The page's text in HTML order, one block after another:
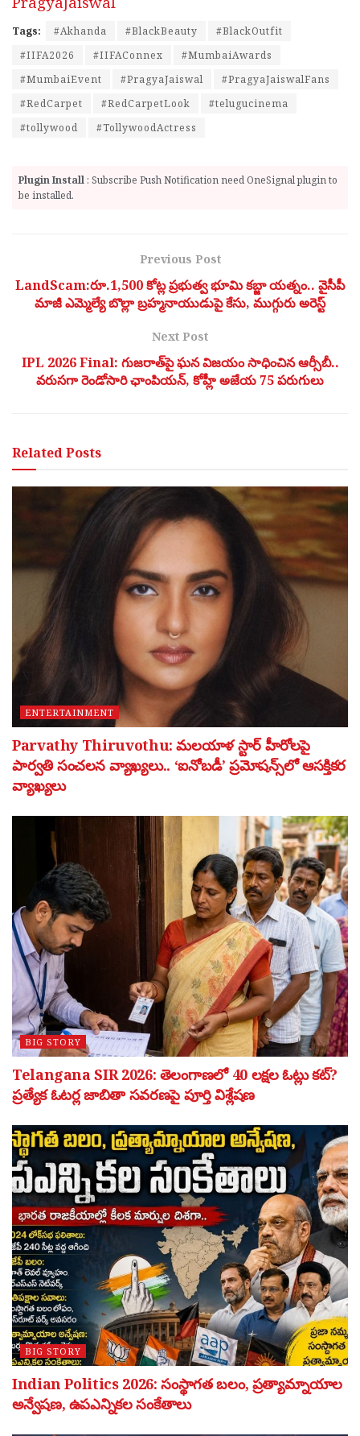
Tags: #Akhanda #BlackBeauty
#BlackOutfit
#IIFA2026
#IIFAConnex
#MumbaiAwards
#MumbaiEvent
#PragyaJaiswal
#PragyaJaiswalFans
#RedCarpet
#RedCarpetLook
#telugucinema
#tollywood
#TollywoodActress
Plugin Install : Subscribe Push Notification need OneSignal plugin to
be installed.
Previous Post
LandScam:రూ.1,500 కోట్ల ప్రభుత్వ భూమి కబ్జా యత్నం.. వైసీపీ
మాజీ ఎమ్మెల్యే బొల్లా బ్రహ్మనాయుడుపై కేసు, ముగ్గురు అరెస్ట్
Next Post
IPL 2026 Final: గుజరాత్‌పై ఘన విజయం సాధించిన ఆర్సీబీ..
వరుసగా రెండోసారి ఛాంపియన్, కోహ్లీ అజేయ 75 పరుగులు
RelatedPosts
ENTERTAINMENT
Parvathy Thiruvothu: మలయాళ స్టార్ హీరోలపై
పార్వతి సంచలన వ్యాఖ్యలు.. ‘ఐనోబడీ’ ప్రమోషన్స్‌లో ఆసక్తికర
వ్యాఖ్యలు
BIG STORY
Telangana SIR 2026: తెలంగాణలో 40 లక్షల ఓట్లు కట్?
ప్రత్యేక ఓటర్ల జాబితా సవరణపై పూర్తి విశ్లేషణ
BIG STORY
Indian Politics 2026: సంస్థాగత బలం, ప్రత్యామ్నాయాల
అన్వేషణ, ఉపఎన్నికల సంకేతాలు